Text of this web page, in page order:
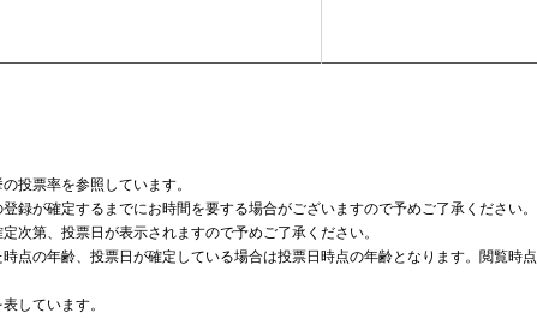
投票率を参照しています。
が確定するまでにお時間を要する場合がございますので予めご了承ください。
第、投票日が表示されますので予めご了承ください。
点の年齢、投票日が確定している場合は投票日時点の年齢となります。閲覧時点
しています。